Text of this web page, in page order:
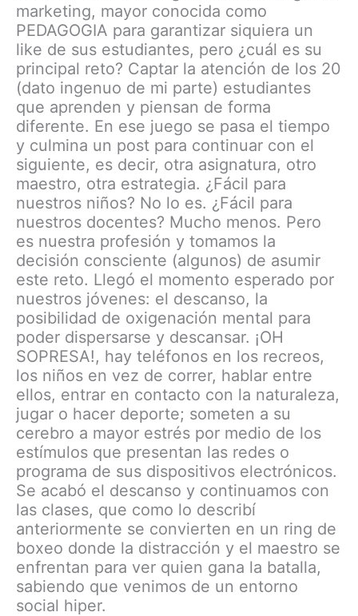
marketing, mayor conocida como
PEDAGOGIA para garantizar siquiera un
like de sus estudiantes, pero ¿cuál es su
principal reto? Captar la atención de los 20
(dato ingenuo de mi parte) estudiantes
que aprenden y piensan de forma
diferente. En ese juego se pasa el tiempo
y culmina un post para continuar con el
siguiente, es decir, otra asignatura, otro
maestro, otra estrategia. ¿Fácil para
nuestros niños? No lo es. ¿Fácil para
nuestros docentes? Mucho menos. Pero
es nuestra profesión y tomamos la
decisión consciente (algunos) de asumir
este reto. Llegó el momento esperado por
nuestros jóvenes: el descanso, la
posibilidad de oxigenación mental para
poder dispersarse y descansar. ¡OH
SOPRESA!, hay teléfonos en los recreos,
los niños en vez de correr, hablar entre
ellos, entrar en contacto con la naturaleza,
jugar o hacer deporte; someten a su
cerebro a mayor estrés por medio de los
estímulos que presentan las redes o
programa de sus dispositivos electrónicos.
Se acabó el descanso y continuamos con
las clases, que como lo describí
anteriormente se convierten en un ring de
boxeo donde la distracción y el maestro se
enfrentan para ver quien gana la batalla,
sabiendo que venimos de un entorno
social hiper.